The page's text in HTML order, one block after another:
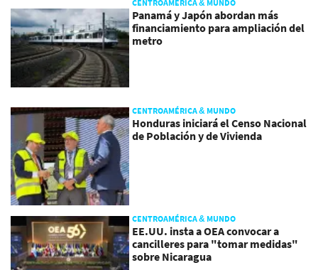
CENTROAMÉRICA & MUNDO
Panamá y Japón abordan más
financiamiento para ampliación del
metro
CENTROAMÉRICA & MUNDO
Honduras iniciará el Censo Nacional
de Población y de Vivienda
CENTROAMÉRICA & MUNDO
EE.UU. insta a OEA convocar a
cancilleres para "tomar medidas"
sobre Nicaragua